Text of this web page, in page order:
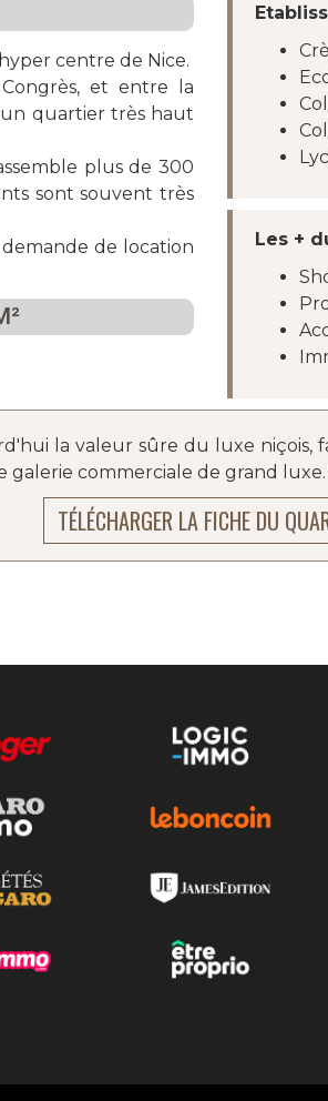
centre de Nice.
et entre la
un quartier très haut
plus de 300
sont souvent très
de location
Les +
la valeur sûre du luxe
galerie commerciale de grand
TÉLÉCHARGER LA FICHE DU